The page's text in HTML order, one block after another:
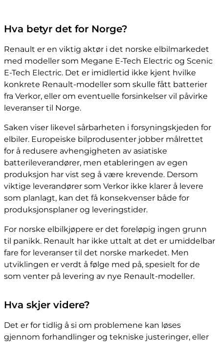
Hva betyr det for Norge?
Renault er en viktig aktør i det norske elbilmarkedet
med modeller som Megane E-Tech Electric og Scenic
E-Tech Electric. Det er imidlertid ikke kjent hvilke
konkrete Renault-modeller som skulle fått batterier
fra Verkor, eller om eventuelle forsinkelser vil påvirke
leveranser til Norge.
Saken viser likevel sårbarheten i forsyningskjeden for
elbiler. Europeiske bilprodusenter jobber målrettet
for å redusere avhengigheten av asiatiske
batterileverandører, men etableringen av egen
produksjon har vist seg å være krevende. Dersom
viktige leverandører som Verkor ikke klarer å levere
som planlagt, kan det få konsekvenser både for
produksjonsplaner og leveringstider.
For norske elbilkjøpere er det foreløpig ingen grunn
til panikk. Renault har ikke uttalt at det er umiddelbar
fare for leveranser til det norske markedet. Men
utviklingen er verdt å følge med på, spesielt for de
som venter på levering av nye Renault-modeller.
Hva skjer videre?
Det er for tidlig å si om problemene kan løses
gjennom forhandlinger og tekniske justeringer, eller